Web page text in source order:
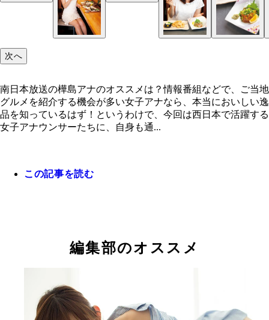
次へ
南日本放送の樺島アナのオススメは？情報番組などで、ご当地
グルメを紹介する機会が多い女子アナなら、本当においしい逸
品を知っているはず！というわけで、今回は西日本で活躍する
女子アナウンサーたちに、自身も通...
この記事を読む
編集部のオススメ